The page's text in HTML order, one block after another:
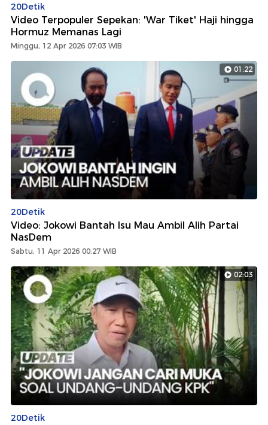
20Detik
Video Terpopuler Sepekan: 'War Tiket' Haji hingga
Hormuz Memanas Lagi
Minggu, 12 Apr 2026 07:03 WIB
01:22
20Detik
Video: Jokowi Bantah Isu Mau Ambil Alih Partai
NasDem
Sabtu, 11 Apr 2026 00:27 WIB
02:03
20Detik